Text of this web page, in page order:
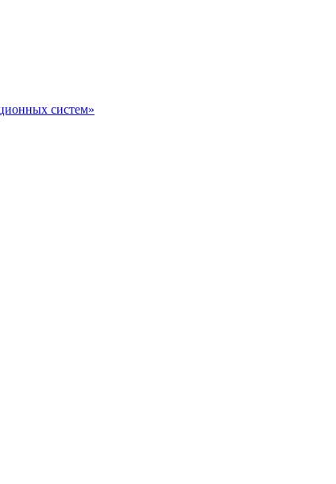
систем»